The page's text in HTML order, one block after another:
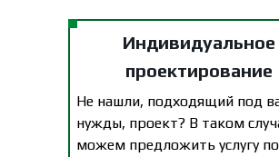
Не нашли, подходящий под
нужды, проект? В таком
можем предложить услугу по
Индивидуальное
проектирование